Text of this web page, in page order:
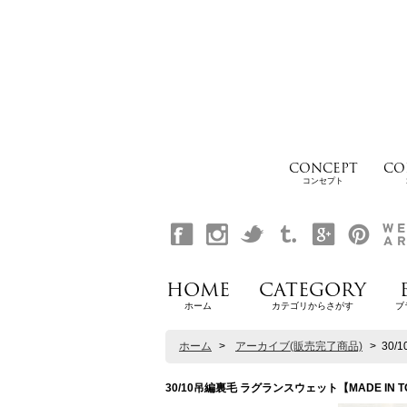
CONCEPT
コンセプト
HOME
ホーム
CATEGORY
カテゴリからさがす ブ
ホーム > アーカイブ(販売完了商品) > 30/
30/10吊編裏毛 ラグランスウェット【MADE IN